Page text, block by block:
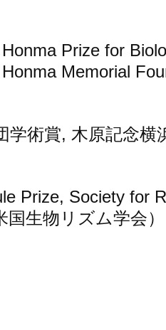
Prize for
Memorial
学術賞, 木原記念横
Prize, Society for
国生物リズム学会）